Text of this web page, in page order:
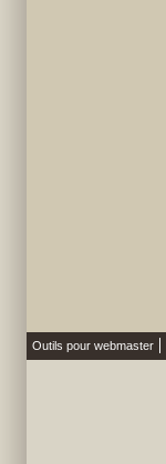
Outils pour webmaster